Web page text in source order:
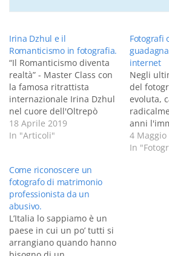
Irina Dzhul e il
Romanticismo in fotografia.
“Il Romanticismo diventa
realtà” - Master Class con
la famosa ritrattista
internazionale Irina Dzhul
nel cuore dell'Oltrepò
Pavese. L’ucraina Irinza
Dzhul, ricercata in tutto il
Class di due giorni
organizzato dall'agenzia
fotografica Garnet
Creative. All’interno della
tenuta storica Pegazzera,
ex Almo…
18 Aprile 2019
In "Articoli"
Fotografi
internet
Negli
del
evoluta,
anni
fotografo
4 Maggio
In
Come riconoscere un
fotografo di matrimonio
professionista da un
abusivo.
L’Italia lo sappiamo è un
paese in cui un po’ tutti si
arrangiano quando hanno